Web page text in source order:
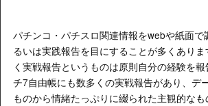
パチンコ・パチスロ関連情報をwebや紙面で
るいは実践報告を目にすることが多くあり
く実戦報告というものは原則自分の経験を
チ7自由帳にも数多くの実戦報告があり、デ
ものから情緒たっぷりに綴られた主観的な